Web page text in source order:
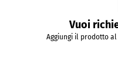
Vuoi
Aggiungi il prodotto